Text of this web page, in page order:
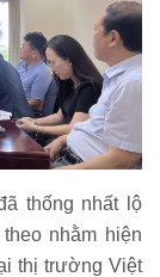
thống nhất lộ
nhằm hiện
thị trường Việt